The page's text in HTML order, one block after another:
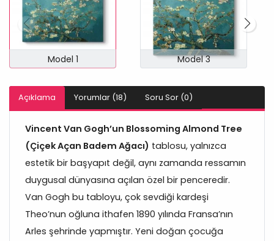
Model 1 Model 3
Açıklama Yorumlar (18) Soru Sor (0)
Vincent Van Gogh’un Blossoming Almond Tree
(Çiçek Açan Badem Ağacı) tablosu, yalnızca
estetik bir başyapıt değil, aynı zamanda ressamın
duygusal dünyasına açılan özel bir penceredir.
Van Gogh bu tabloyu, çok sevdiği kardeşi
Theo’nun oğluna ithafen 1890 yılında Fransa’nın
Arles şehrinde yapmıştır. Yeni doğan çocuğa